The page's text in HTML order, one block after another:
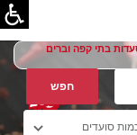
בתי קפה וברים